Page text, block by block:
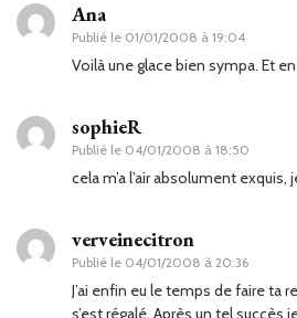
Ana
Publié le 01/01/2008 à 19:04
Voilà une glace bien sympa. Et
sophieR
Publié le 04/01/2008 à 18:50
cela m’a l’air absolument
verveinecitron
Publié le 04/01/2008 à 20:36
J’ai enfin eu le temps de faire
s’est régalé. Après un tel succès